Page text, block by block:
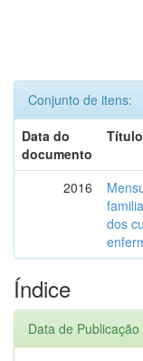
Conjunto de itens:
Data do
documento
Título
2016
dos
Índice
Data de Publicação